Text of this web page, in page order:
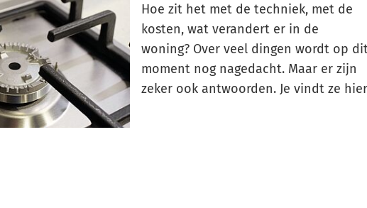
Hoe zit het met de techniek, met de
kosten, wat verandert er in de
woning? Over veel dingen wordt op
moment nog nagedacht. Maar er zijn
zeker ook antwoorden. Je vindt ze